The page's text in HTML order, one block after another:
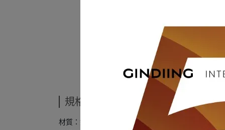
規格說明
材質：銅+橡膠+磁鐵